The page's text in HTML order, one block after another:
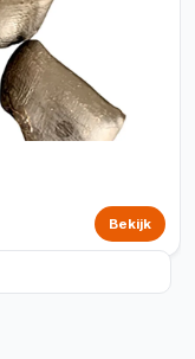
Bekijk